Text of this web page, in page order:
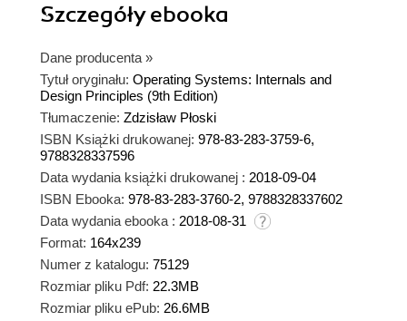
Szczegółyebooka
Dane producenta »
Tytuł oryginału: Operating Systems: Internals and
Design Principles (9th Edition)
Tłumaczenie: Zdzisław Płoski
ISBN Książki drukowanej: 978-83-283-3759-6,
9788328337596
Data wydania książki drukowanej : 2018-09-04
ISBN Ebooka: 978-83-283-3760-2, 9788328337602
Data wydania ebooka : 2018-08-31
Format: 164x239
Numer z katalogu: 75129
Rozmiar pliku Pdf: 22.3MB
Rozmiar pliku ePub: 26.6MB